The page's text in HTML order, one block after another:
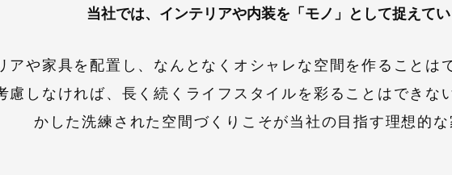
当社では、インテリアや内装を 「モノ」として捉えてい
アや家具を配置し、なんとなくオシャレな空間を作ることは
慮しなければ、長く続くライフスタイルを彩ることはできな
かした洗練された空間づくりこそが当社の目指す理想的な